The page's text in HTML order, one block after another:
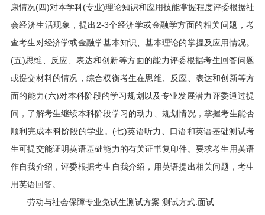
康情况(四)对本学科(专业)理论知识和应用技能掌握程度评委根据社
会经济生活现象，提出2-3个经济学或金融学方面的相关问题，考
查考生对经济学或金融学基本知识、基本理论的掌握及应用情况。
(五)思维、反应、表达和创新等方面的能力评委根据考生回答问题
或提交材料的情况，综合权衡考生在思维、反应、表达和创新等方
面的能力(六)对本科阶段的学习规划以及专业发展潜力评委通过提
问，了解考生继续本科阶段学习的动力、规划情况，掌握考生能否
顺利完成本科阶段的学业。(七)英语听力、口语和英语基础测试考
生可提交能证明英语基础能力的有关证书复印件。要求考生用英语
作自我介绍，评委根据考生自我介绍，用英语提出相关问题，考生
用英语回答。
劳动与社会保障专业免试生测试方案 测试方式:面试